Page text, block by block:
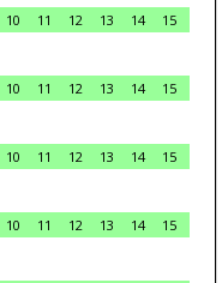
10 11 12 13 14
15
10 11 12 13 14
15
10 11 12 13 14
15
10 11 12 13 14
15